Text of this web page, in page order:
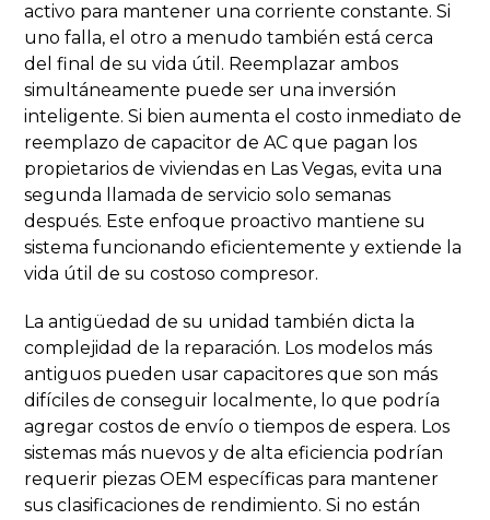
activo para mantener una corriente constante. Si
uno falla, el otro a menudo también está cerca
del final de su vida útil. Reemplazar ambos
simultáneamente puede ser una inversión
inteligente. Si bien aumenta el costo inmediato de
reemplazo de capacitor de AC que pagan los
propietarios de viviendas en Las Vegas, evita una
segunda llamada de servicio solo semanas
después. Este enfoque proactivo mantiene su
sistema funcionando eficientemente y extiende la
vida útil de su costoso compresor.
La antigüedad de su unidad también dicta la
complejidad de la reparación. Los modelos más
antiguos pueden usar capacitores que son más
difíciles de conseguir localmente, lo que podría
agregar costos de envío o tiempos de espera. Los
sistemas más nuevos y de alta eficiencia podrían
requerir piezas OEM específicas para mantener
sus clasificaciones de rendimiento. Si no están